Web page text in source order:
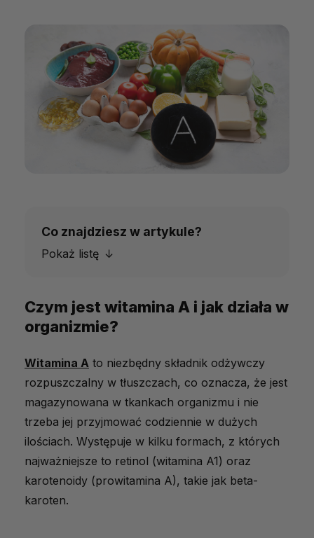
Co znajdziesz w artykule?
Pokaż listę
Czym jest witamina A i jak działa w
organizmie?
Najlepsze naturalne źródła witaminy A
Niedobór witaminy A
Na co uważać?
Kiedy warto sięgnąć po suplementację?
Jak jeszcze wspierać zdrowie oczu poza
witaminą A?
Czym jest witamina A i jak działa w
organizmie?
Witamina A to niezbędny składnik odżywczy
rozpuszczalny w tłuszczach, co oznacza, że jest
magazynowana w tkankach organizmu i nie
trzeba jej przyjmować codziennie w dużych
ilościach. Występuje w kilku formach, z których
najważniejsze to retinol (witamina A1) oraz
karotenoidy (prowitamina A), takie jak beta-
karoten.